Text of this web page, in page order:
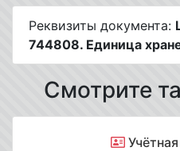
Реквизиты документа:
744808. Единица
Смотрите